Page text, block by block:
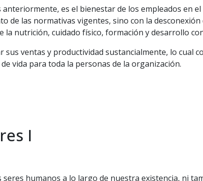
es el bienestar de los empleados en
de las normativas vigentes, sino con la
nutrición, cuidado físico, formación y desarrollo
ventas y productividad sustancialmente, lo cual
vida para toda la personas de la organización.
I
humanos a lo largo de nuestra existencia, ni